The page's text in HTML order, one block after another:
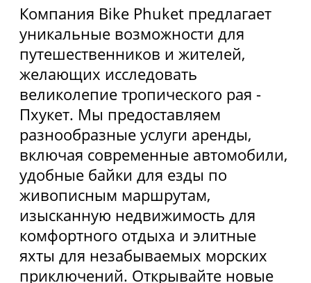
Карта сайта
Использование Coocie
Политика конфиденциальности